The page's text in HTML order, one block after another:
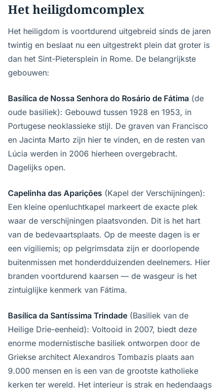
Het heiligdomcomplex
Het heiligdom is voortdurend uitgebreid sinds de jaren
twintig en beslaat nu een uitgestrekt plein dat groter is
dan het Sint-Pietersplein in Rome. De belangrijkste
gebouwen:
Basílica de Nossa Senhora do Rosário de Fátima (de
oude basiliek): Gebouwd tussen 1928 en 1953, in
Portugese neoklassieke stijl. De graven van Francisco
en Jacinta Marto zijn hier te vinden, en de resten van
Lúcia werden in 2006 hierheen overgebracht.
Dagelijks open.
Capelinha das Aparições (Kapel der Verschijningen):
Een kleine openluchtkapel markeert de exacte plek
waar de verschijningen plaatsvonden. Dit is het hart
van de bedevaartsplaats. Op de meeste dagen is er
een vigiliemis; op pelgrimsdata zijn er doorlopende
buitenmissen met honderdduizenden deelnemers. Hier
branden voortdurend kaarsen — de wasgeur is het
zintuiglijke kenmerk van Fátima.
Basílica da Santíssima Trindade (Basiliek van de
Heilige Drie-eenheid): Voltooid in 2007, biedt deze
enorme modernistische basiliek ontworpen door de
Griekse architect Alexandros Tombazis plaats aan
9.000 mensen en is een van de grootste katholieke
kerken ter wereld. Het interieur is strak en hedendaags